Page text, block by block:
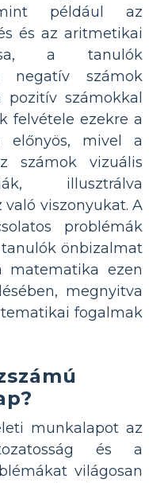
például az
és az aritmetikai
a tanulók
negatív számok
pozitív számokkal
felvétele ezekre a
előnyös, mivel a
számok vizuális
illusztrálva
viszonyukat. A
problémák
önbizalmat
matematika ezen
megnyitva
fogalmak
munkalapot az
és a
világosan